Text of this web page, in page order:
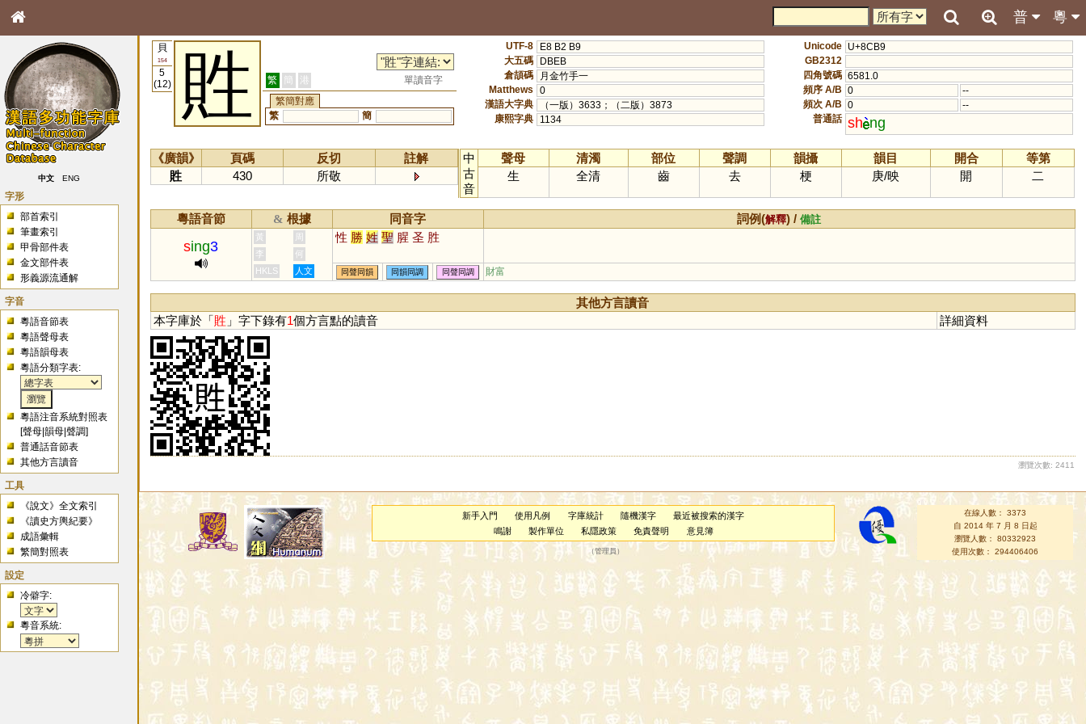
粵
普
中文 ENG
字形
部首索引
筆畫索引
甲骨部件表
金文部件表
形義源流通解
字音
粵語音節表
粵語聲母表
粵語韻母表
粵語分類字表:
粵語注音系統對照表
[聲母 |韻母 |聲調]
普通話音節表
其他方言讀音
工具
《說文》全文索引
《讀史方輿紀要》
成語彙輯
繁簡對照表
設定
冷僻字:
粵音系統:
貝
154
5
(12)
貹 繁 簡 港
單讀音字
繁簡對應
繁
簡
UTF-8
E8 B2 B9
大五碼
DBEB
倉頡碼
月金竹手一
Matthews
0
漢語大字典
（一版）3633；（二版）3873
康熙字典
1134
Unicode U+8CB9
GB2312
四角號碼 6581.0
頻序 A/B 0
--
頻次 A/B 0
--
普通話 sh ng
《廣韻》 頁碼 反切
註解
貹
430 所敬
中
古
音
聲母 清濁 部位 聲調 韻攝 韻目 開合
等第
生
全清 齒 去 梗 庚/映 開 二
粵語音節 & 根據 同音字 詞例(解釋) /備註
sing3
黃 周 性 勝 姓 聖 腥 圣 胜
李
何
HKLS
人文 同聲同韻 同韻同調 同聲同調 財富
其他方言讀音
本字庫於「貹 」字下錄有1個方言點的讀音 詳細資料
瀏覽次數: 2411
新手入門 使用凡例 字庫統計 隨機漢字
最近被搜索的漢字
鳴謝
製作單位 私隱政策 免責聲明 意見簿
（管理員 ）
在線人數： 3373
自 2014 年 7 月 8 日起
瀏覽人數： 80332923
使用次數： 294406406